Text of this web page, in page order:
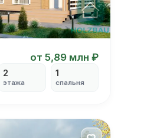
от 5,89 млн ₽
2
этажа
1
спальня